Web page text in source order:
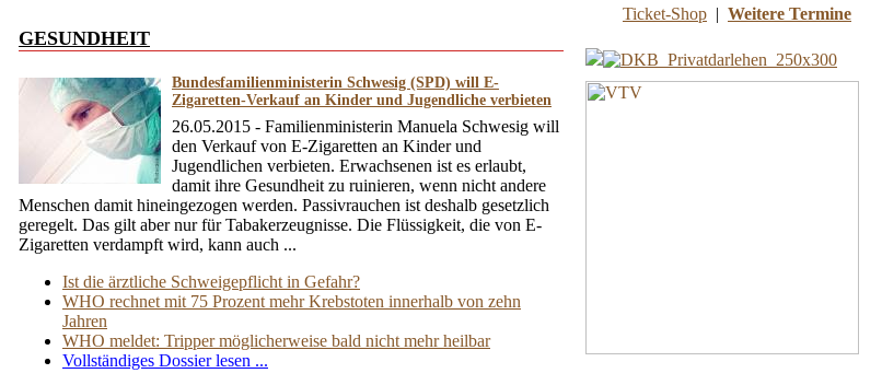
GESUNDHEIT
Bundesfamilienministerin Schwesig (SPD) will E-
Zigaretten-Verkauf an Kinder und Jugendliche verbieten
26.05.2015 - Familienministerin Manuela Schwesig will
den Verkauf von E-Zigaretten an Kinder und
Jugendlichen verbieten. Erwachsenen ist es erlaubt,
damit ihre Gesundheit zu ruinieren, wenn nicht andere
Menschen damit hineingezogen werden. Passivrauchen ist deshalb gesetzlich
geregelt. Das gilt aber nur für Tabakerzeugnisse. Die Flüssigkeit, die von E-
Zigaretten verdampft wird, kann auch ...
Ist die ärztliche Schweigepflicht in Gefahr?
WHO rechnet mit 75 Prozent mehr Krebstoten innerhalb von zehn
Jahren
WHO meldet: Tripper möglicherweise bald nicht mehr heilbar
Vollständiges Dossier lesen ...
Ticket-Shop | Weitere Termine